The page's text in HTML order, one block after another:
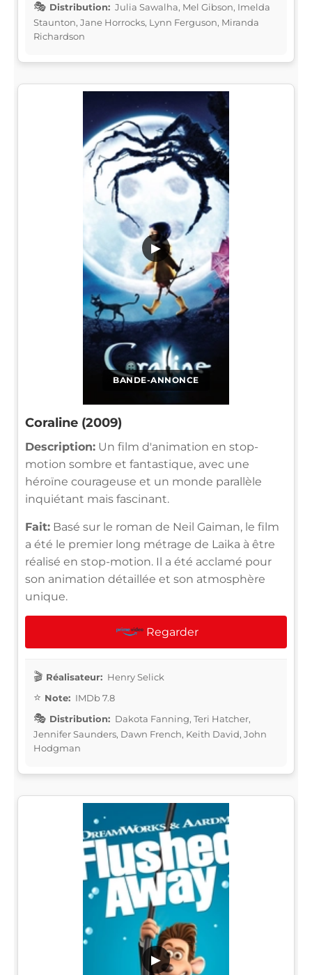
Distribution: Julia Sawalha, Mel Gibson, Imelda
Staunton, Jane Horrocks, Lynn Ferguson, Miranda
Richardson
BANDE-ANNONCE
▶
Coraline (2009)
Description: Un film d'animation en stop-
motion sombre et fantastique, avec une
héroïne courageuse et un monde parallèle
inquiétant mais fascinant.
Fait: Basé sur le roman de Neil Gaiman, le film
a été le premier long métrage de Laika à être
réalisé en stop-motion. Il a été acclamé pour
son animation détaillée et son atmosphère
unique.
Regarder
Réalisateur: Henry Selick
Note: IMDb 7.8
Distribution: Dakota Fanning, Teri Hatcher,
Jennifer Saunders, Dawn French, Keith David, John
Hodgman
▶